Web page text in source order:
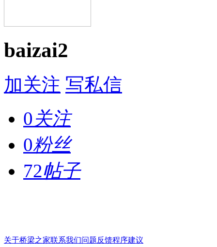
baizai2
加关注 写私信
0关注
0粉丝
72帖子
关于桥梁之家联系我们问题反馈程序建议